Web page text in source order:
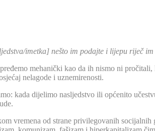
imetka] nešto im podajte i lijepu riječ im
mehanički kao da ih nismo ni
nelagode i uznemirenosti.
kada dijelimo nasljedstvo ili općenito
vremena od strane privilegovanih